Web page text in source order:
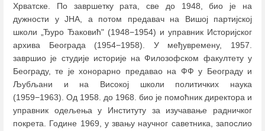
Хрватске. По завршетку рата, све до 1948, био је на
дужности у ЈНА, а потом предавач на Вишој партијској
школи „Ђуро Ђаковић" (1948−1954) и управник Историјског
архива Београда (1954−1958). У међувремену, 1957.
завршио је студије историје на Филозофском факултету у
Београду, те је хонорарно предавао на ФФ у Београду и
Љубљани и на Високој школи политичких наука
(1959−1963). Од 1958. до 1968. био је помоћник директора и
управник одељења у Институту за изучавање радничког
покрета. Године 1969, у звању научног саветника, запослио